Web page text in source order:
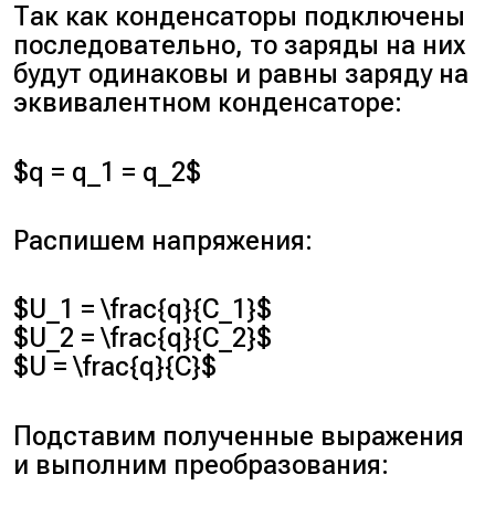
Так как конденсаторы подключены
последовательно, то заряды на них
будут одинаковы и равны заряду на
эквивалентном конденсаторе:
$q = q_1 = q_2$
Распишем напряжения:
$U_1 = \frac{q}{C_1}$
$U_2 = \frac{q}{C_2}$
$U = \frac{q}{C}$
Подставим полученные выражения
и выполним преобразования: